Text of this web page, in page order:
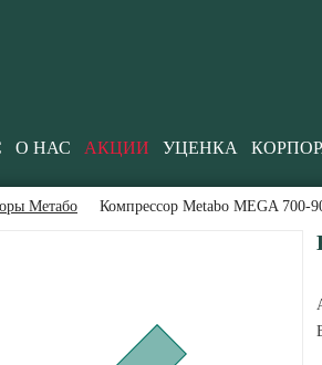
О НАС АКЦИИ УЦЕНКА
Метабо Компрессор Metabo MEGA 700-